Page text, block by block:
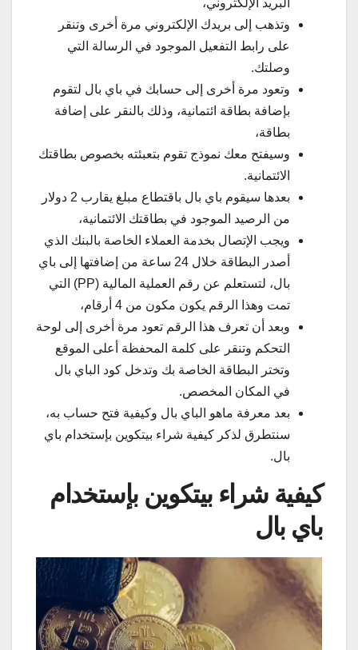
البريد الإلكتروني،
وتذهب إلى بريدك الإلكتروني مرة أخرى وتنقر
على رابط التفعيل الموجود في الرسالة التي
وصلتك.
وتعود مرة أخرى إلى حسابك في باي بال لتقوم
بإضافة بطاقة ائتمانية، وذلك بالنقر على إضافة
بطاقة،
وسيفتح معك نموذج تقوم بتعبئته بخصوص بطاقتك
الائتمانية.
بعدها سيقوم باي بال باقتطاع مبلغ يقارب 2 دولار
من الرصيد الموجود في بطاقتك الائتمانية،
ويجب الإتصال بخدمة العملاء الخاصة بالبنك الذي
أصدر البطاقة خلال 24 ساعة من إضافتها إلى باي
بال، لتستعلم عن رقم العملية المالية (PP) التي
تمت وهذا الرقم يكون مكون من 4 أرقام،
وبعد أن تعرف هذا الرقم تعود مرة أخرى إلى لوحة
التحكم وتنقر على كلمة المحفظة أعلى الموقع
وتختر البطاقة الخاصة بك وتدخل كود الباي بال
في المكان المخصص.
بعد معرفة ماهو الباي بال وكيفية فتح حساب به،
سنتطرق لذكر كيفية شراء بيتكوين بإستخدام باي
بال.
كيفية شراء بيتكوين بإستخدام
باي بال